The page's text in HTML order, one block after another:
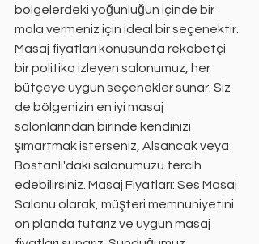
bölgelerdeki yoğunluğun içinde bir
mola vermeniz için ideal bir seçenektir.
Masaj fiyatları konusunda rekabetçi
bir politika izleyen salonumuz, her
bütçeye uygun seçenekler sunar. Siz
de bölgenizin en iyi masaj
salonlarından birinde kendinizi
şımartmak isterseniz, Alsancak veya
Bostanlı'daki salonumuzu tercih
edebilirsiniz. Masaj Fiyatları: Ses Masaj
Salonu olarak, müşteri memnuniyetini
ön planda tutarız ve uygun masaj